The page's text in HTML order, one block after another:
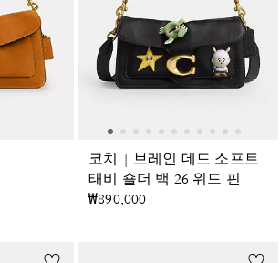
코치 | 브레인 데드 소프트
태비 숄더 백 26 위드 핀
₩890,000